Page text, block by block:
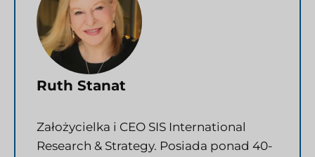
Ruth Stanat
Założycielka i CEO SIS International
Research & Strategy. Posiada ponad 40-